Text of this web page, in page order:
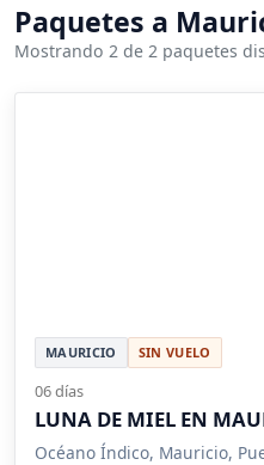
Paquetes a
Mostrando 2 de 2 paquetes
MAURICIO SIN VUELO
06 días
LUNA DE MIEL EN
Océano Índico, Mauricio,